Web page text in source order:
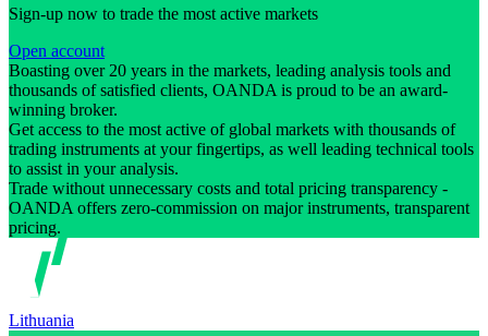
Sign-up now to trade the most active markets
Open account
Boasting over 20 years in the markets, leading analysis tools and
thousands of satisfied clients, OANDA is proud to be an award-
winning broker.
Get access to the most active of global markets with thousands of
trading instruments at your fingertips, as well leading technical tools
to assist in your analysis.
Trade without unnecessary costs and total pricing transparency -
OANDA offers zero-commission on major instruments, transparent
pricing.
Lithuania